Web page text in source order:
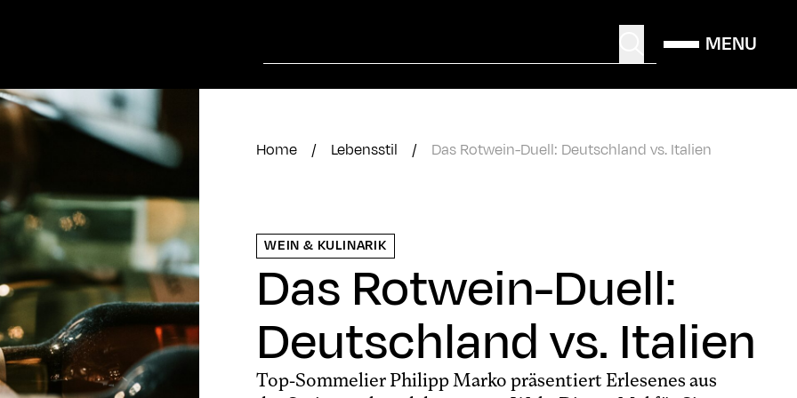
MENU
Home / Lebensstil / Das Rotwein-Duell: Deutschland vs. Italien
WEIN & KULINARIK
Das Rotwein-Duell:
Deutschland vs. Italien
Top-Sommelier Philipp Marko präsentiert Erlesenes aus